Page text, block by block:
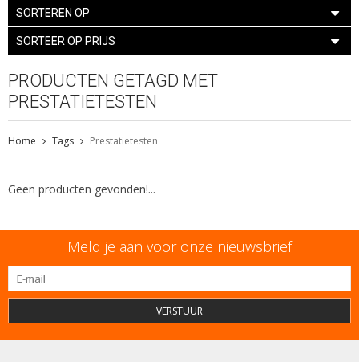
SORTEREN OP
SORTEER OP PRIJS
PRODUCTEN GETAGD MET
PRESTATIETESTEN
Home Tags Prestatietesten
Geen producten gevonden!...
Meld je aan voor onze nieuwsbrief
VERSTUUR